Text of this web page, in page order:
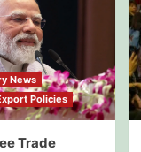
News
Policies
Trade